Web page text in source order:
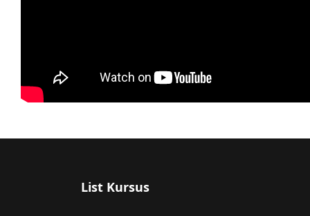
List Kursus